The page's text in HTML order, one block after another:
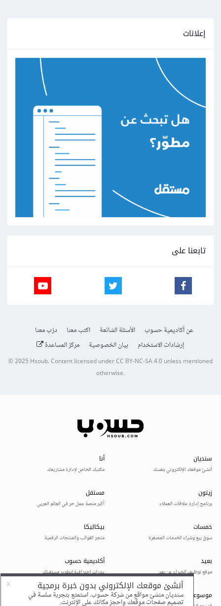
إعلانات
تابعنا على
عن أكاديمية حسوب الأسئلة الشائعة اكتب معنا
درّب معنا
إرشادات الاستخدام
بيان الخصوصية مركز المساعدة
© 2025Hsoub.Content licensed underCC BY-NC-SA 4.0unless mentioned
otherwise.